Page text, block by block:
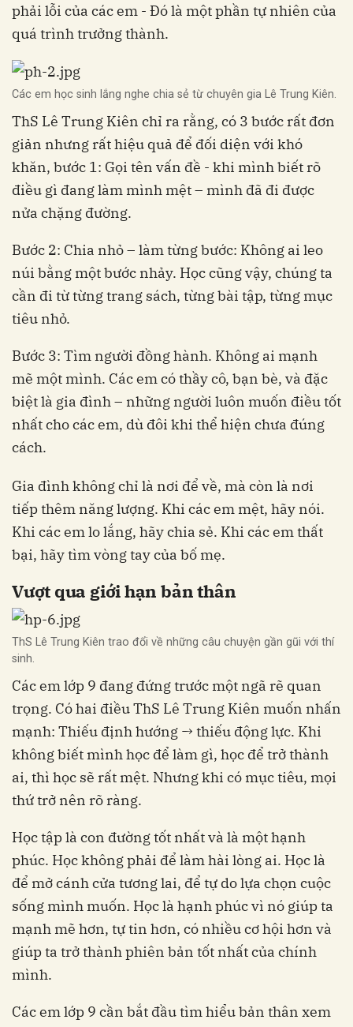
phải lỗi của các em - Đó là một phần tự nhiên của
quá trình trưởng thành.
Các em học sinh lắng nghe chia sẻ từ chuyên gia Lê Trung Kiên.
ThS Lê Trung Kiên chỉ ra rằng, có 3 bước rất đơn
giản nhưng rất hiệu quả để đối diện với khó
khăn, bước 1: Gọi tên vấn đề - khi mình biết rõ
điều gì đang làm mình mệt – mình đã đi được
nửa chặng đường.
Bước 2: Chia nhỏ – làm từng bước: Không ai leo
núi bằng một bước nhảy. Học cũng vậy, chúng ta
cần đi từ từng trang sách, từng bài tập, từng mục
tiêu nhỏ.
Bước 3: Tìm người đồng hành. Không ai mạnh
mẽ một mình. Các em có thầy cô, bạn bè, và đặc
biệt là gia đình – những người luôn muốn điều tốt
nhất cho các em, dù đôi khi thể hiện chưa đúng
cách.
Gia đình không chỉ là nơi để về, mà còn là nơi
tiếp thêm năng lượng. Khi các em mệt, hãy nói.
Khi các em lo lắng, hãy chia sẻ. Khi các em thất
bại, hãy tìm vòng tay của bố mẹ.
Vượt qua giới hạn bản thân
ThS Lê Trung Kiên trao đổi về những câu chuyện gần gũi với thí
sinh.
Các em lớp 9 đang đứng trước một ngã rẽ quan
trọng. Có hai điều ThS Lê Trung Kiên muốn nhấn
mạnh: Thiếu định hướng → thiếu động lực. Khi
không biết mình học để làm gì, học để trở thành
ai, thì học sẽ rất mệt. Nhưng khi có mục tiêu, mọi
thứ trở nên rõ ràng.
Học tập là con đường tốt nhất và là một hạnh
phúc. Học không phải để làm hài lòng ai. Học là
để mở cánh cửa tương lai, để tự do lựa chọn cuộc
sống mình muốn. Học là hạnh phúc vì nó giúp ta
mạnh mẽ hơn, tự tin hơn, có nhiều cơ hội hơn và
giúp ta trở thành phiên bản tốt nhất của chính
mình.
Các em lớp 9 cần bắt đầu tìm hiểu bản thân xem